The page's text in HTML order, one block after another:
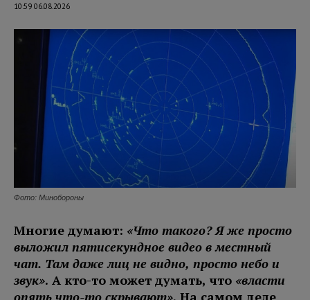
10:59 06.08.2026
Фото: Минобороны
Многие думают: «Что такого? Я же просто
выложил пятисекундное видео в местный
чат. Там даже лиц не видно, просто небо и
звук». А кто-то может думать, что «власти
опять что-то скрывают». На самом деле